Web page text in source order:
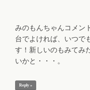
みのもんちゃんコメン
台でよければ、いつで
す！新しいのもみてみ
いかと・・・。
Reply »